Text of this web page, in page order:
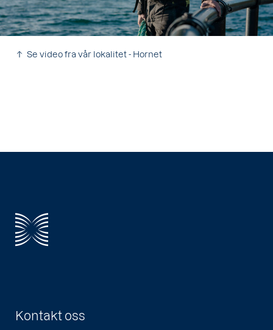
Se video fra vår lokalitet - Hornet
Kontakt oss